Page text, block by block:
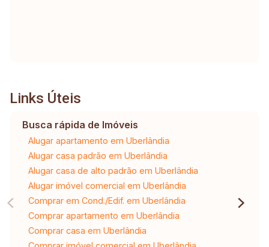
Links Úteis
Busca rápida de Imóveis
Alugar apartamento em Uberlândia
Alugar casa padrão em Uberlândia
Alugar casa de alto padrão em Uberlândia
Alugar imóvel comercial em Uberlândia
Comprar em Cond./Edif. em Uberlândia
Comprar apartamento em Uberlândia
Comprar casa em Uberlândia